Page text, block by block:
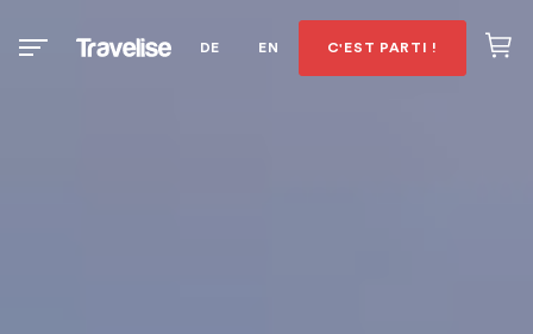
DE EN C'EST PARTI !